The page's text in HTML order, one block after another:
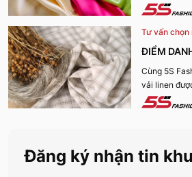
hiện nay sẽ
tìm hiểu nhé!
Tư vấn chọn
ĐIỂM
PHỔ BIẾN
Cùng 5S
vải linen
trên thị
Đăng ký nhận tin